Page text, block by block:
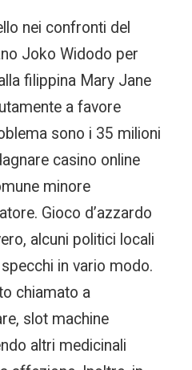
nei confronti del
Joko Widodo per
filippina Mary Jane
a favore
sono i 35 milioni
casino online
minore
Gioco d’azzardo
alcuni politici locali
in vario modo.
chiamato a
slot machine
altri medicinali